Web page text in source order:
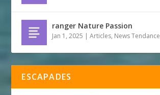
ranger Nature Passion
Jan 1, 2025 |Articles, News Tendance
ESCAPADES